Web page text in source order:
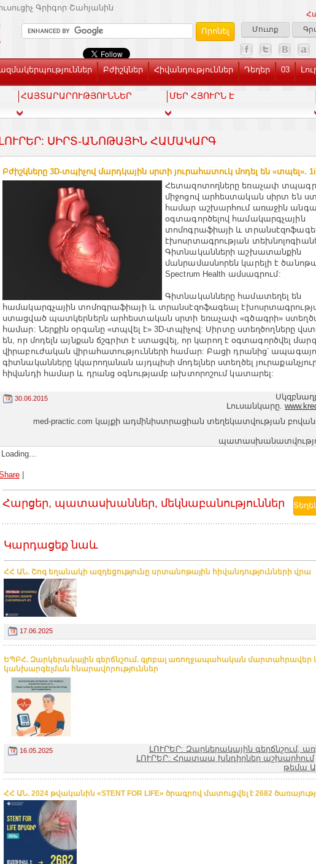
Մուտք
Գրիգոր Շահյանին
Բժիշկներ Հիվանդություններ Դեղեր 03
ՀԱՅՏԱՐԱՐՈՒԹՅՈՒՆՆԵՐ ՄԵՐ ՀՅՈՒՐՆ Է
ԼՈՒՐԵՐ: ՍԻՐՏ-ԱՆՈԹԱՅԻՆ ՀԱՄԱԿԱՐԳ
Բժիշկները 3D-տպիչով մարդկային սրտի յուրահատուկ մոդել են «տպել».
Հետազոտողները եռաչափ
միջոցով արհեստական սիրտ են
համար աշխարհում առաջին
օգտագործելով համակարգչային
տոմոգրաֆիայի և
էխոսրտագրության
Գիտնականների աշխատանքին
մանրամասնորեն կարելի է
Spectrum Health ամսագրում:
Գիտնականները համատեղել են
համակարգչային տոմոգրաֆիայի և տրանսէզոֆագեալ
ստացված պատկերներն արհեստական սրտի եռաչափ «գծագրի»
համար: Ներքին օրգանը «տպվել է» 3D-տպիչով: Սիրտը ստեղծողները
են, որ մոդելն այնքան ճշգրիտ է ստացվել, որ կարող է օգտագործվել
վիրաբուժական վիրահատությունների համար: Բացի դրանից՝
գիտնականները կկարողանան այդպիսի մոդելներ ստեղծել
հիվանդի համար և դրանց օգնությամբ ախտորոշում կատարել:
30.06.2015
Լուսանկարը.
med-practic.com կայքի ադմինիստրացիան տեղեկատվության
Loading...
Հարցեր, պատասխաններ, մեկնաբանություններ
Կարդացեք նաև
ՀՀ ԱՆ. Շոգ եղանակի ազդեցությունը սրտանոթային հիվանդությունների վրա
17.06.2025
ԵՊԲՀ. Զարկերակային գերճնշում. գլոբալ առողջապահական մարտահրավեր
կանխարգելման հնարավորություններ
16.05.2025
ԼՈՒՐԵՐ: Զարկերակային գերճնշում,
ԼՈՒՐԵՐ: Հրատապ խնդիրներ աշխարհում
թեմա
ՀՀ ԱՆ. 2024 թվականին «STENT FOR LIFE» ծրագրով մատուցվել է 2682